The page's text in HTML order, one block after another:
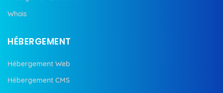
Whois
HÉBERGEMENT
Hébergement Web
Hébergement CMS